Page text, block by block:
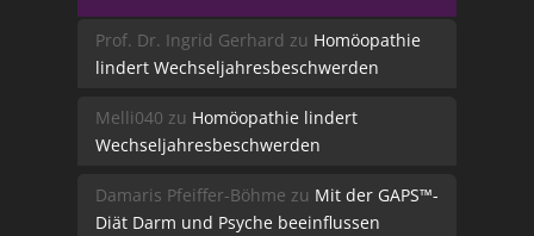
Prof. Dr. Ingrid Gerhard zu Homöopathie
lindert Wechseljahresbeschwerden
Melli040 zu Homöopathie lindert
Wechseljahresbeschwerden
Damaris Pfeiffer-Böhme zu Mit der GAPS™-
Diät Darm und Psyche beeinflussen